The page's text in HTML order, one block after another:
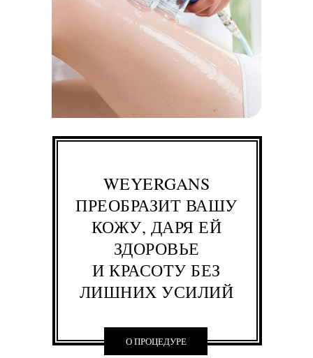
WEYERGANS
ПРЕОБРАЗИТ ВАШУ
КОЖУ, ДАРЯ ЕЙ
ЗДОРОВЬЕ
И КРАСОТУ БЕЗ
ЛИШНИХ УСИЛИЙ
О ПРОЦЕДУРЕ